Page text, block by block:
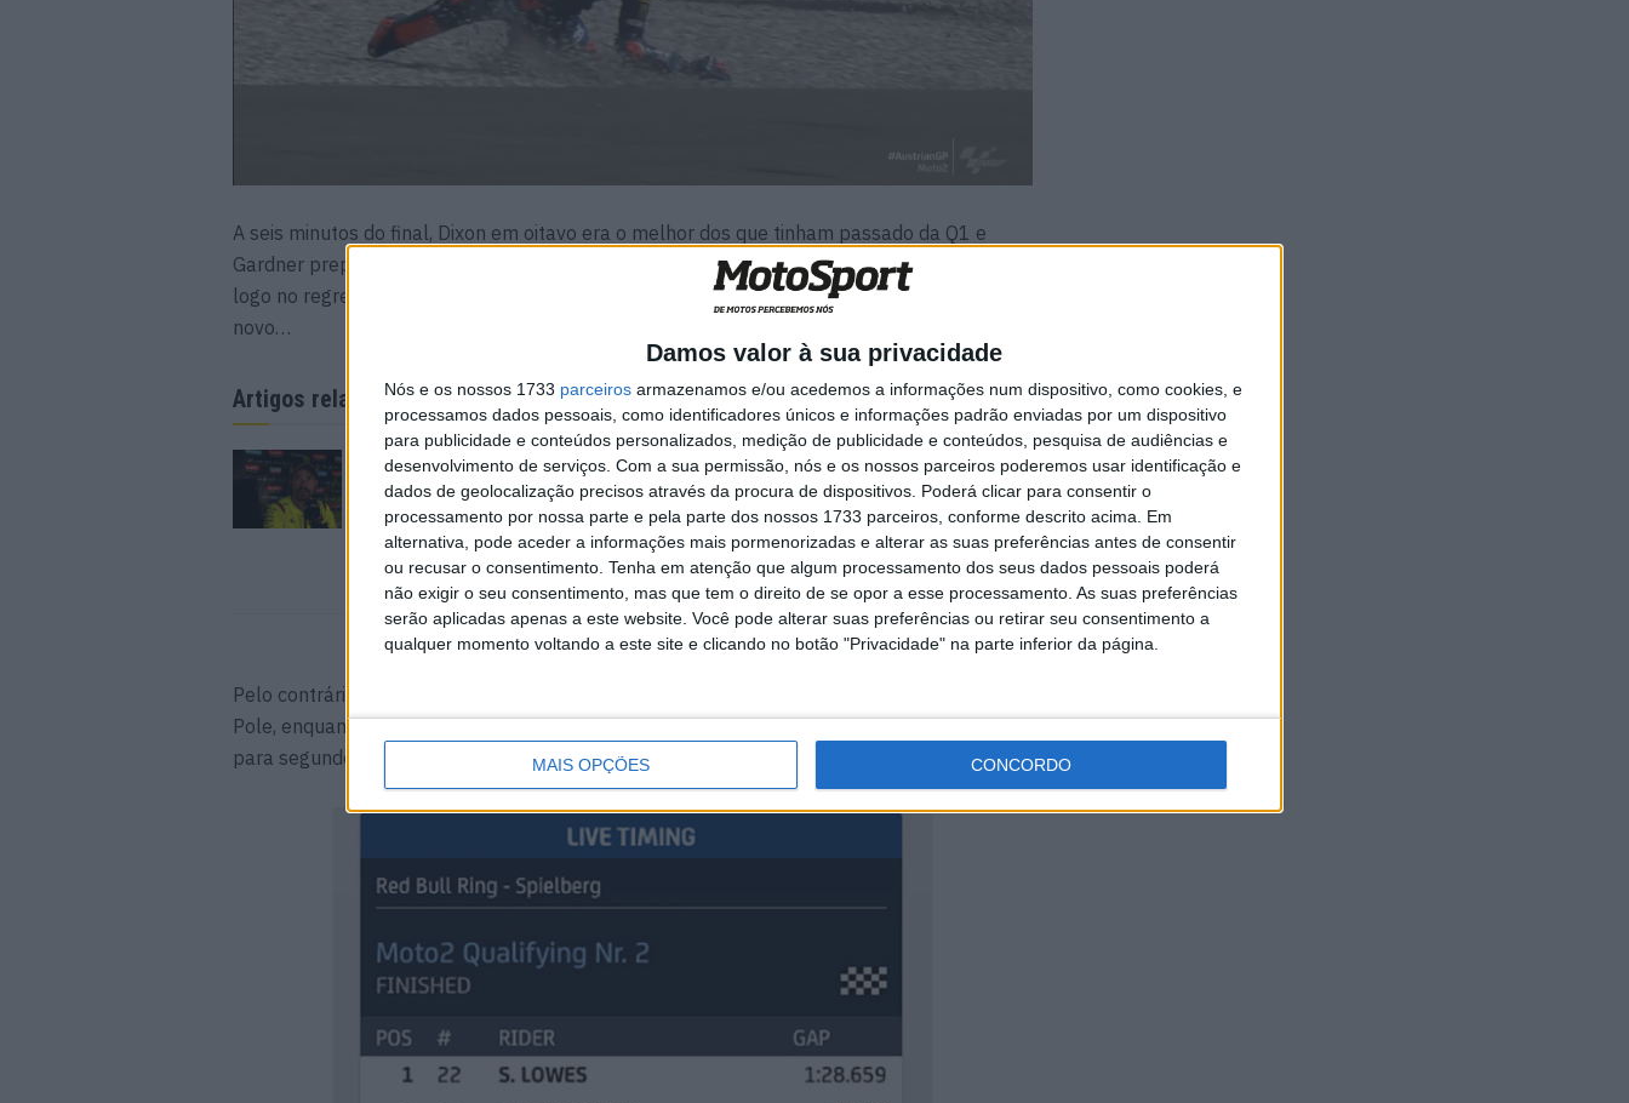
Damos valor à sua privacidade
Nós e os nossos 1733 parceiros armazenamos e/ou acedemos a informações num dispositivo, como cookies, e
processamos dados pessoais, como identificadores únicos e informações padrão enviadas por um dispositivo
para publicidade e conteúdos personalizados, medição de publicidade e conteúdos, pesquisa de audiências e
desenvolvimento de serviços. Com a sua permissão, nós e os nossos parceiros poderemos usar identificação e
dados de geolocalização precisos através da procura de dispositivos. Poderá clicar para consentir o
processamento por nossa parte e pela parte dos nossos 1733 parceiros, conforme descrito acima. Em
alternativa, pode aceder a informações mais pormenorizadas e alterar as suas preferências antes de consentir
ou recusar o consentimento. Tenha em atenção que algum processamento dos seus dados pessoais poderá
não exigir o seu consentimento, mas que tem o direito de se opor a esse processamento. As suas preferências
serão aplicadas apenas a este website. Você pode alterar suas preferências ou retirar seu consentimento a
qualquer momento voltando a este site e clicando no botão "Privacidade" na parte inferior da página.
MAIS OPÇÕES CONCORDO
A seis minutos do final, Dixon em oitavo era o melhor dos que tinham passado da Q1 e
Gardner preparava-se para a sua segunda parte da sessão, tendo baixado para 12º mas
logo no regresso à pista saltou para terceiro, e ainda tinha três minutos para tentar de
novo…
Artigos relacionados
WSBK: Morbidelli reage aos
rumores que o colocam na
7 AGOSTO, 2026
MotoGP: Moto3, David
Almansa comanda FP1 em
Silverstone
7 AGOSTO, 2026
Pelo contrário foi Sam Lowes a 30 segundos do final que baixou a cabeça para fazer a
Pole, enquanto Gardner caía na curva um sem mais hipóteses, e Raul Fernández saltava
para segundo mesmo à bandeira!